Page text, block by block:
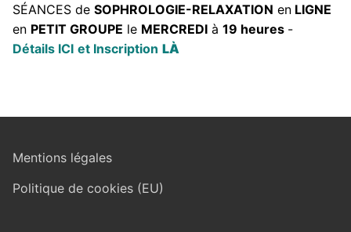
SÉANCES de SOPHROLOGIE-RELAXATION en LIGNE
en PETIT GROUPE le MERCREDI à 19 heures -
Détails ICI et Inscription LÀ
Mentions légales
Politique de cookies (EU)